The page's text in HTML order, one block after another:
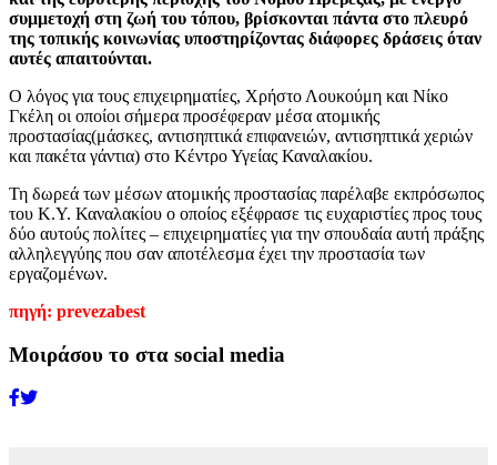
συμμετοχή στη ζωή του τόπου, βρίσκονται πάντα στο πλευρό
της τοπικής κοινωνίας υποστηρίζοντας διάφορες δράσεις όταν
αυτές απαιτούνται.
Ο λόγος για τους επιχειρηματίες, Χρήστο Λουκούμη και Νίκο
Γκέλη οι οποίοι σήμερα προσέφεραν μέσα ατομικής
προστασίας(μάσκες, αντισηπτικά επιφανειών, αντισηπτικά χεριών
και πακέτα γάντια) στο Κέντρο Υγείας Καναλακίου.
Τη δωρεά των μέσων ατομικής προστασίας παρέλαβε εκπρόσωπος
του Κ.Υ. Καναλακίου ο οποίος εξέφρασε τις ευχαριστίες προς τους
δύο αυτούς πολίτες – επιχειρηματίες για την σπουδαία αυτή πράξης
αλληλεγγύης που σαν αποτέλεσμα έχει την προστασία των
εργαζομένων.
πηγή: prevezabest
Μοιράσου το στα social media